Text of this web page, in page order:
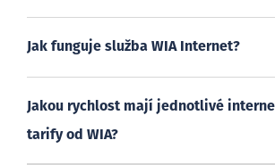
Jak funguje služba WIA Internet?
Jakou rychlost mají jednotlivé
tarify od WIA?